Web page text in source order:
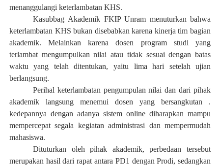
menanggulangi keterlambatan KHS.
Kasubbag Akademik FKIP Unram menuturkan bahwa
keterlambatan KHS bukan disebabkan karena kinerja tim bagian
akademik. Melainkankarena dosen program studi yang
terlambat mengumpulkan nilai atau tidak sesuai dengan batas
waktu yang telah ditentukan, yaitu lima hari setelah ujian
berlangsung.
Perihal keterlambatan pengumpulan nilai dan dari pihak
akademik langsung menemui dosen yang bersangkutan .
kedepannya dengan adanya sistem online diharapkan mampu
mempercepat segala kegiatan administrasi dan mempermudah
mahasiswa.
Dituturkan oleh pihak akademik, perbedaan tersebut
merupakan hasil dari rapat antara PD1 denganProdi, sedangkan